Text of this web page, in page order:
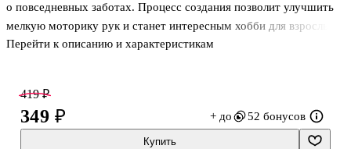
о повседневных заботах. Процесс создания позволит улучшить
мелкую моторику рук и станет интересным хобби для взрослых
и детей. Уютный подарок и медитация!
Перейти к описанию и характеристикам
419 ₽
349 ₽ + до 52 бонусов
Купить